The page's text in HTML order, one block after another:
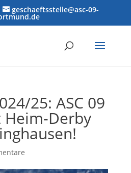
geschaeftsstelle@asc-09-
25: ASC 09
Derby